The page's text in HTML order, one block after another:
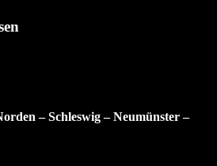
– Schleswig – Neumünster –